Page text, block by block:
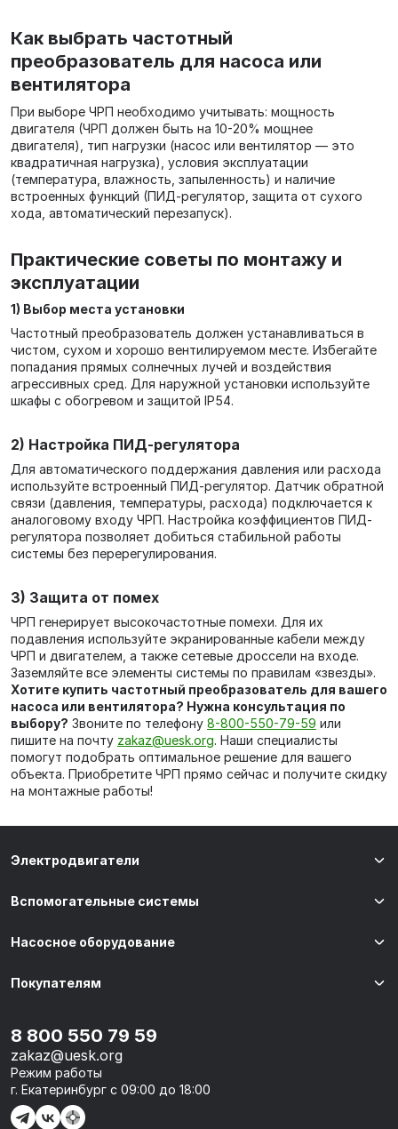
Как выбрать частотный
преобразователь для насоса или
вентилятора
При выборе ЧРП необходимо учитывать: мощность
двигателя (ЧРП должен быть на 10-20% мощнее
двигателя), тип нагрузки (насос или вентилятор — это
квадратичная нагрузка), условия эксплуатации
(температура, влажность, запыленность) и наличие
встроенных функций (ПИД-регулятор, защита от сухого
хода, автоматический перезапуск).
Практические советы по монтажу и
эксплуатации
1) Выбор места установки
Частотный преобразователь должен устанавливаться в
чистом, сухом и хорошо вентилируемом месте. Избегайте
попадания прямых солнечных лучей и воздействия
агрессивных сред. Для наружной установки используйте
шкафы с обогревом и защитой IP54.
2) Настройка ПИД-регулятора
Для автоматического поддержания давления или расхода
используйте встроенный ПИД-регулятор. Датчик обратной
связи (давления, температуры, расхода) подключается к
аналоговому входу ЧРП. Настройка коэффициентов ПИД-
регулятора позволяет добиться стабильной работы
системы без перерегулирования.
3) Защита от помех
ЧРП генерирует высокочастотные помехи. Для их
подавления используйте экранированные кабели между
ЧРП и двигателем, а также сетевые дроссели на входе.
Заземляйте все элементы системы по правилам «звезды».
Хотите купить частотный преобразователь для вашего
насоса или вентилятора? Нужна консультация по
выбору? Звоните по телефону 8-800-550-79-59 или
пишите на почту zakaz@uesk.org. Наши специалисты
помогут подобрать оптимальное решение для вашего
объекта. Приобретите ЧРП прямо сейчас и получите скидку
на монтажные работы!
Электродвигатели
Вспомогательные системы
Насосное оборудование
Покупателям
8 800 550 79 59
zakaz@uesk.org
Режим работы
г. Екатеринбург с 09:00 до 18:00